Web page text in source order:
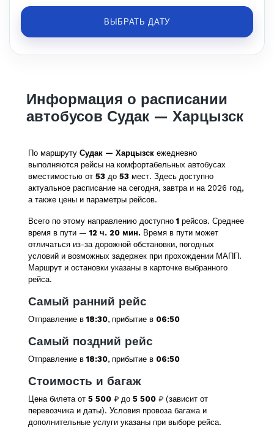
ВЫБРАТЬ ДАТУ
Информация о расписании
автобусов Судак — Харцызск
По маршруту Судак — Харцызск ежедневно
выполняются рейсы на комфортабельных автобусах
вместимостью от 53 до 53 мест. Здесь доступно
актуальное расписание на сегодня, завтра и на 2026 год,
а также цены и параметры рейсов.
Всего по этому направлению доступно1 рейсов. Среднее
время в пути —12 ч. 20 мин. Время в пути может
отличаться из-за дорожной обстановки, погодных
условий и возможных задержек при прохождении МАПП.
Маршрут и остановки указаны в карточке выбранного
рейса.
Самый ранний рейс
Отправление в18:30, прибытие в 06:50
Самый поздний рейс
Отправление в18:30, прибытие в 06:50
Стоимость и багаж
Цена билета от 5 500 ₽ до 5 500 ₽ (зависит от
перевозчика и даты). Условия провоза багажа и
дополнительные услуги указаны при выборе рейса.